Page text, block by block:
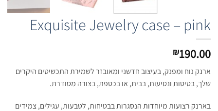
Exquisite Jewelry case – pink
₪190.00
ארנק נוח ומפנק, בעיצוב חדשני ומאובזר לשמירת התכשיטים היקרים
שלך, בטיסות ונסיעות, בבית, או בכספת, בצורה מסודרת.
בארנק רצועות מיוחדות הנסגרות בבטיחות, לטבעות, עגילים, צמידים